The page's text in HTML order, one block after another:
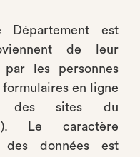
Département est
de leur
par les personnes
formulaires en ligne
des sites du
). Le caractère
données est